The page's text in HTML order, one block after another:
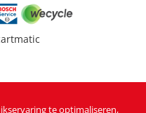
te optimaliseren,